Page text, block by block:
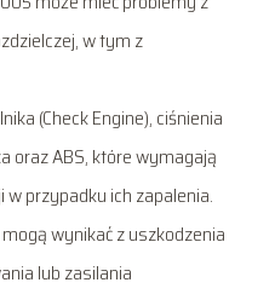
w tym z
(Check Engine), ciśnienia
oraz ABS, które wymagają
przypadku ich zapalenia.
wynikać z uszkodzenia
lub zasilania